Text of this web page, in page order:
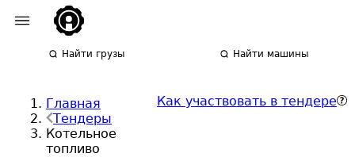
Найти грузы Найти машины
Главная
Тендеры
Котельное
топливо
Как участвовать в тендере